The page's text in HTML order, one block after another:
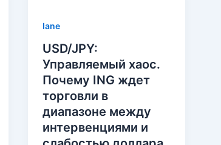
Iane
USD/JPY:
Управляемый хаос.
Почему ING ждет
торговли в
диапазоне между
интервенциями и